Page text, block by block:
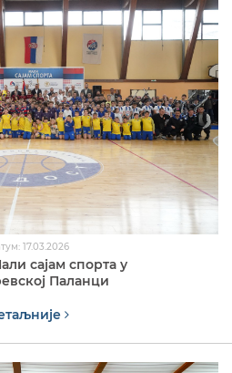
17.03.2026
сајам спорта у
Паланци